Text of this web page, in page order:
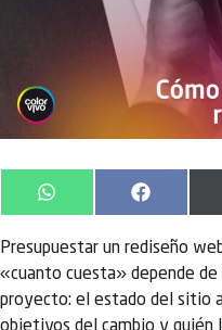
WhatsApp Facebook
Presupuestar un rediseño
«cuanto cuesta» depende
proyecto: el estado del sitio